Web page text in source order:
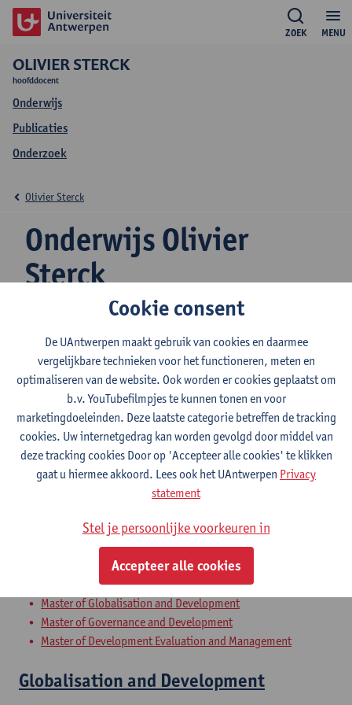
MENU
ZOEK
OLIVIER STERCK
hoofddocent
Onderwijs
Publicaties
Onderzoek
Onderwijs Olivier
Sterck
Olivier Sterck
2026-2027 2025-2026 2024-2025
Political Economy of Development
Master in de sociaal-economische wetenschappen
Master in de internationale betrekkingen en de diplomatie
Master of Political Science
Faculty of Social Sciences: overview of courses in English
economie
Research Methods II
Master of Globalisation and Development
Master of Governance and Development
Master of Development Evaluation and Management
Globalisation and Development
Cookie consent
De UAntwerpen maakt gebruik van cookies en daarmee
vergelijkbare technieken voor het functioneren, meten en
optimaliseren van de website. Ook worden er cookies geplaatst om
b.v. YouTubefilmpjes te kunnen tonen en voor
marketingdoeleinden. Deze laatste categorie betreffen de tracking
cookies. Uw internetgedrag kan worden gevolgd door middel van
deze tracking cookies Door op 'Accepteer alle cookies' te klikken
gaat u hiermee akkoord. Lees ook het UAntwerpen Privacy
statement
Stel je persoonlijke voorkeuren in
Accepteer alle cookies